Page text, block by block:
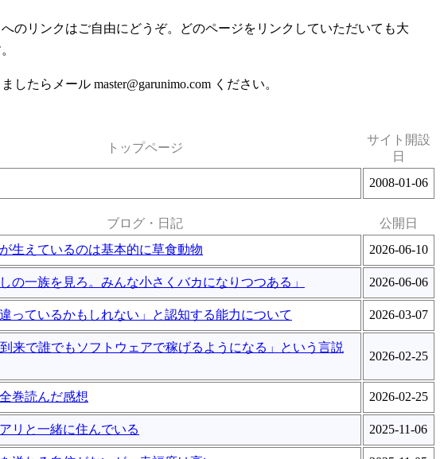
のリンクはご自由にどうぞ。どのページをリンクしていただいても大
したらメール master@garunimo.com ください。
トップページ
サイト開設
日
2008-01-06
ブログ・日記
公開日
生えているのは基本的に草食動物
2026-06-10
の一族を見ろ。みんな小さくバカになりつつある」 2026-06-06
違っているかもしれない」と認知する能力について 2026-03-07
到来で誰でもソフトウェアで稼げるようになる」という言説
2026-02-25
巻読んだ感想 2026-02-25
リと一緒に住んでいる 2025-11-06